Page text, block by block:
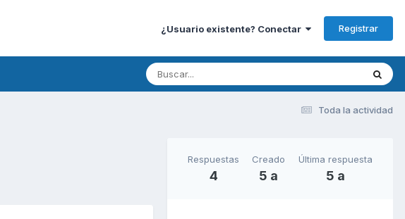
¿Usuario existente? Conectar Registrar
Toda la actividad
Respuestas
4
Creado
5 a
Última respuesta
5 a